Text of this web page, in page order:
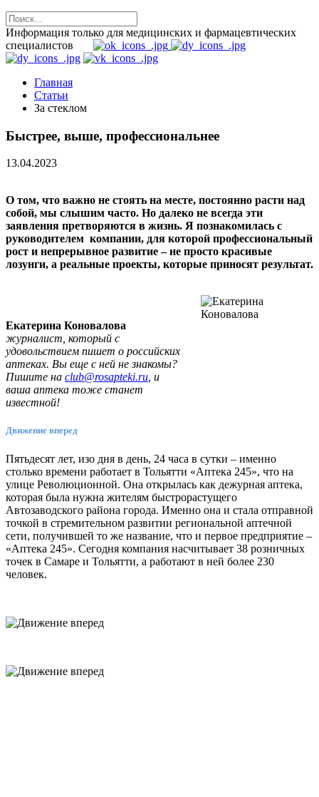
Информация только для медицинских и фармацевтических
специалистов
Главная
Статьи
За стеклом
Быстрее, выше, профессиональнее
13.04.2023
О том, что важно не стоять на месте, постоянно расти над
собой, мы слышим часто. Но далеко не всегда эти
заявления претворяются в жизнь. Я познакомилась с
руководителем компании, для которой профессиональный
рост и непрерывное развитие – не просто красивые
лозунги, а реальные проекты, которые приносят результат.
Екатерина Коновалова
журналист, который с
удовольствием пишет о российских
аптеках. Вы еще с ней не знакомы?
Пишите на club@rosapteki.ru , и
ваша аптека тоже станет
известной!
Движение вперед
Пятьдесят лет, изо дня в день, 24 часа в сутки – именно
столько времени работает в Тольятти «Аптека 245», что на
улице Революционной. Она открылась как дежурная аптека,
которая была нужна жителям быстрорастущего
Автозаводского района города. Именно она и стала отправной
точкой в стремительном развитии региональной аптечной
сети, получившей то же название, что и первое предприятие –
«Аптека 245». Сегодня компания насчитывает 38 розничных
точек в Самаре и Тольятти, а работают в ней более 230
человек.